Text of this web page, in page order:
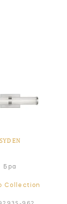
SYDEN
Бра
Collection